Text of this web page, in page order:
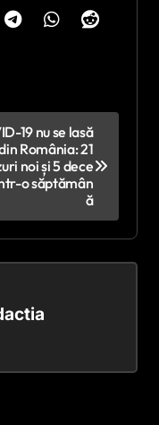
19 nu se lasă
România: 21
noi și 5 dece
o săptămân
ă